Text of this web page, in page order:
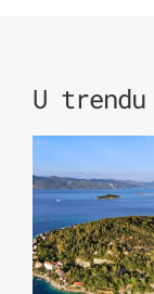
U trendu